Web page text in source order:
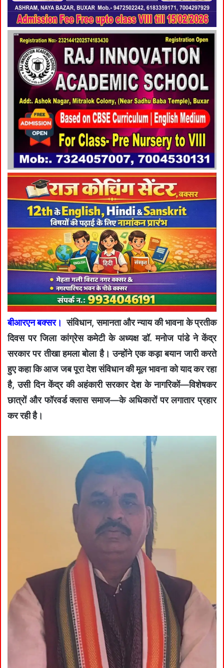
बीआरएन बक्सर।संविधान, समानता और न्याय की भावना के प्रतीक
दिवस पर जिला कांग्रेस कमेटी के अध्यक्ष डॉ. मनोज पांडे ने केंद्र
सरकार पर तीखा हमला बोला है। उन्होंने एक कड़ा बयान जारी करते
हुए कहा कि आज जब पूरा देश संविधान की मूल भावना को याद कर रहा
है, उसी दिन केंद्र की अहंकारी सरकार देश के नागरिकों—विशेषकर
छात्रों और फॉरवर्ड क्लास समाज—के अधिकारों पर लगातार प्रहार
कर रही है।